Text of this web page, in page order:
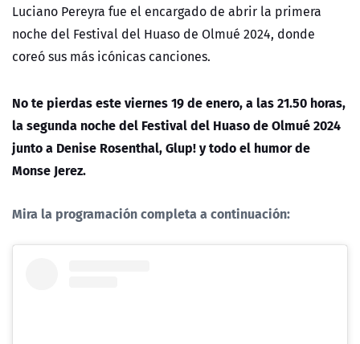
Luciano Pereyra fue el encargado de abrir la primera
noche del Festival del Huaso de Olmué 2024, donde
coreó sus más icónicas canciones.
No te pierdas este viernes 19 de enero, a las 21.50 horas,
la segunda noche del Festival del Huaso de Olmué 2024
junto a Denise Rosenthal, Glup! y todo el humor de
Monse Jerez.
Mira la programación completa a continuación: